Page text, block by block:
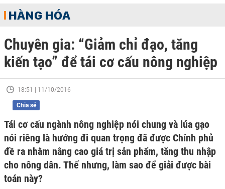
HÀNG HÓA
Chuyên gia: “Giảm chỉ đạo, tăng
kiến tạo” để tái cơ cấu nông nghiệp
18:51 | 11/10/2016
Chia sẻ
Tái cơ cấu ngành nông nghiệp nói chung và lúa gạo
nói riêng là hướng đi quan trọng đã được Chính phủ
đề ra nhằm nâng cao giá trị sản phẩm, tăng thu nhập
cho nông dân. Thế nhưng, làm sao để giải được bài
toán này?